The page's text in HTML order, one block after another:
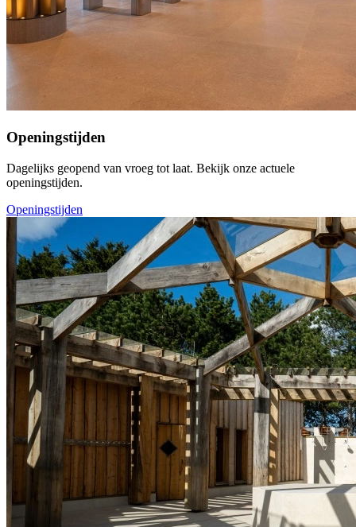
Openingstijden
Dagelijks geopend van vroeg tot laat. Bekijk onze actuele
openingstijden.
Openingstijden